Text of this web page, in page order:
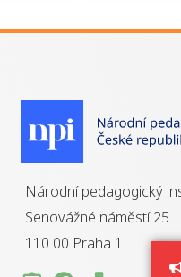
Národní pedagogický
Senovážné náměstí 25
110 00 Praha 1